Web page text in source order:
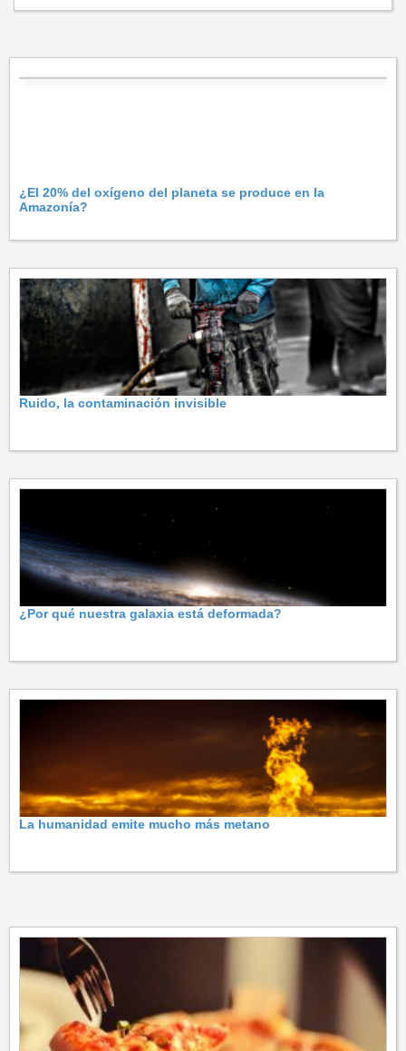
¿El 20% del oxígeno del planeta se produce en la
Amazonía?
Ruido, la contaminación invisible
¿Por qué nuestra galaxia está deformada?
La humanidad emite mucho más metano